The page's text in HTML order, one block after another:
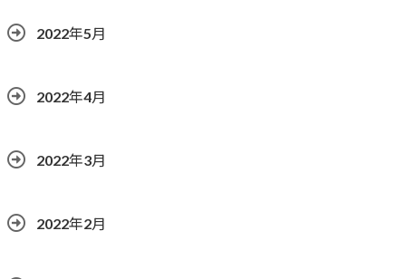
2022年5月
2022年4月
2022年3月
2022年2月